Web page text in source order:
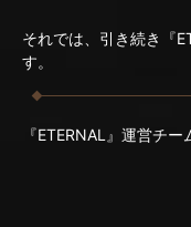
それでは、引き続き『
す。
『ETERNAL』運営チー